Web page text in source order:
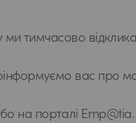
тимчасово
вас про
на порталі Emp@tia.